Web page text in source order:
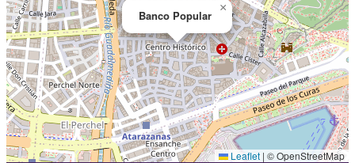
Banco Popular
×
Leaflet | © OpenStreetMap